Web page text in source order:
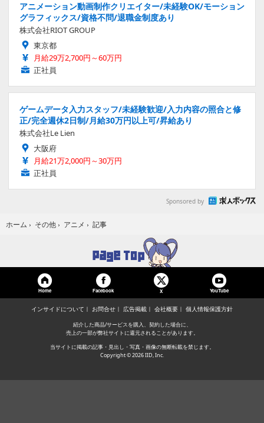
アニメーション動画制作クリエイター/未経験OK/モーション
グラフィックス/資格不問/退職金制度あり
株式会社RIOT GROUP
東京都
月給29万2,700円～60万円
正社員
ゲームデータ入力スタッフ/未経験歓迎/入力内容の照合と修
正/完全週休2日制/月給30万円以上可/昇給あり
株式会社Le Lien
大阪府
月給21万2,000円～30万円
正社員
Sponsored by
ホーム › その他 › アニメ › 記事
Home Facebook X YouTube
インサイドについて お問合せ 広告掲載 会社概要 個人情報保護方針
紹介した商品/サービスを購入、契約した場合に、
売上の一部が弊社サイトに還元されることがあります。
当サイトに掲載の記事・見出し・写真・画像の無断転載を禁じます。
Copyright © 2026 IID, Inc.